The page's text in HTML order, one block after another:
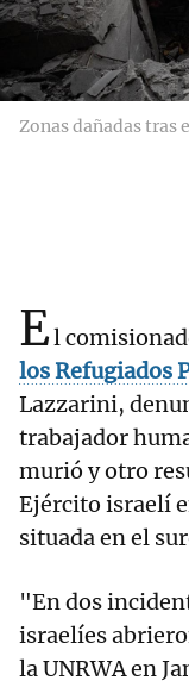
Zonas dañadas tras
El
los Refugiados
Lazzarini,
trabajador
murió y otro
Ejército israelí
situada en el
"En dos
israelíes
la UNRWA en